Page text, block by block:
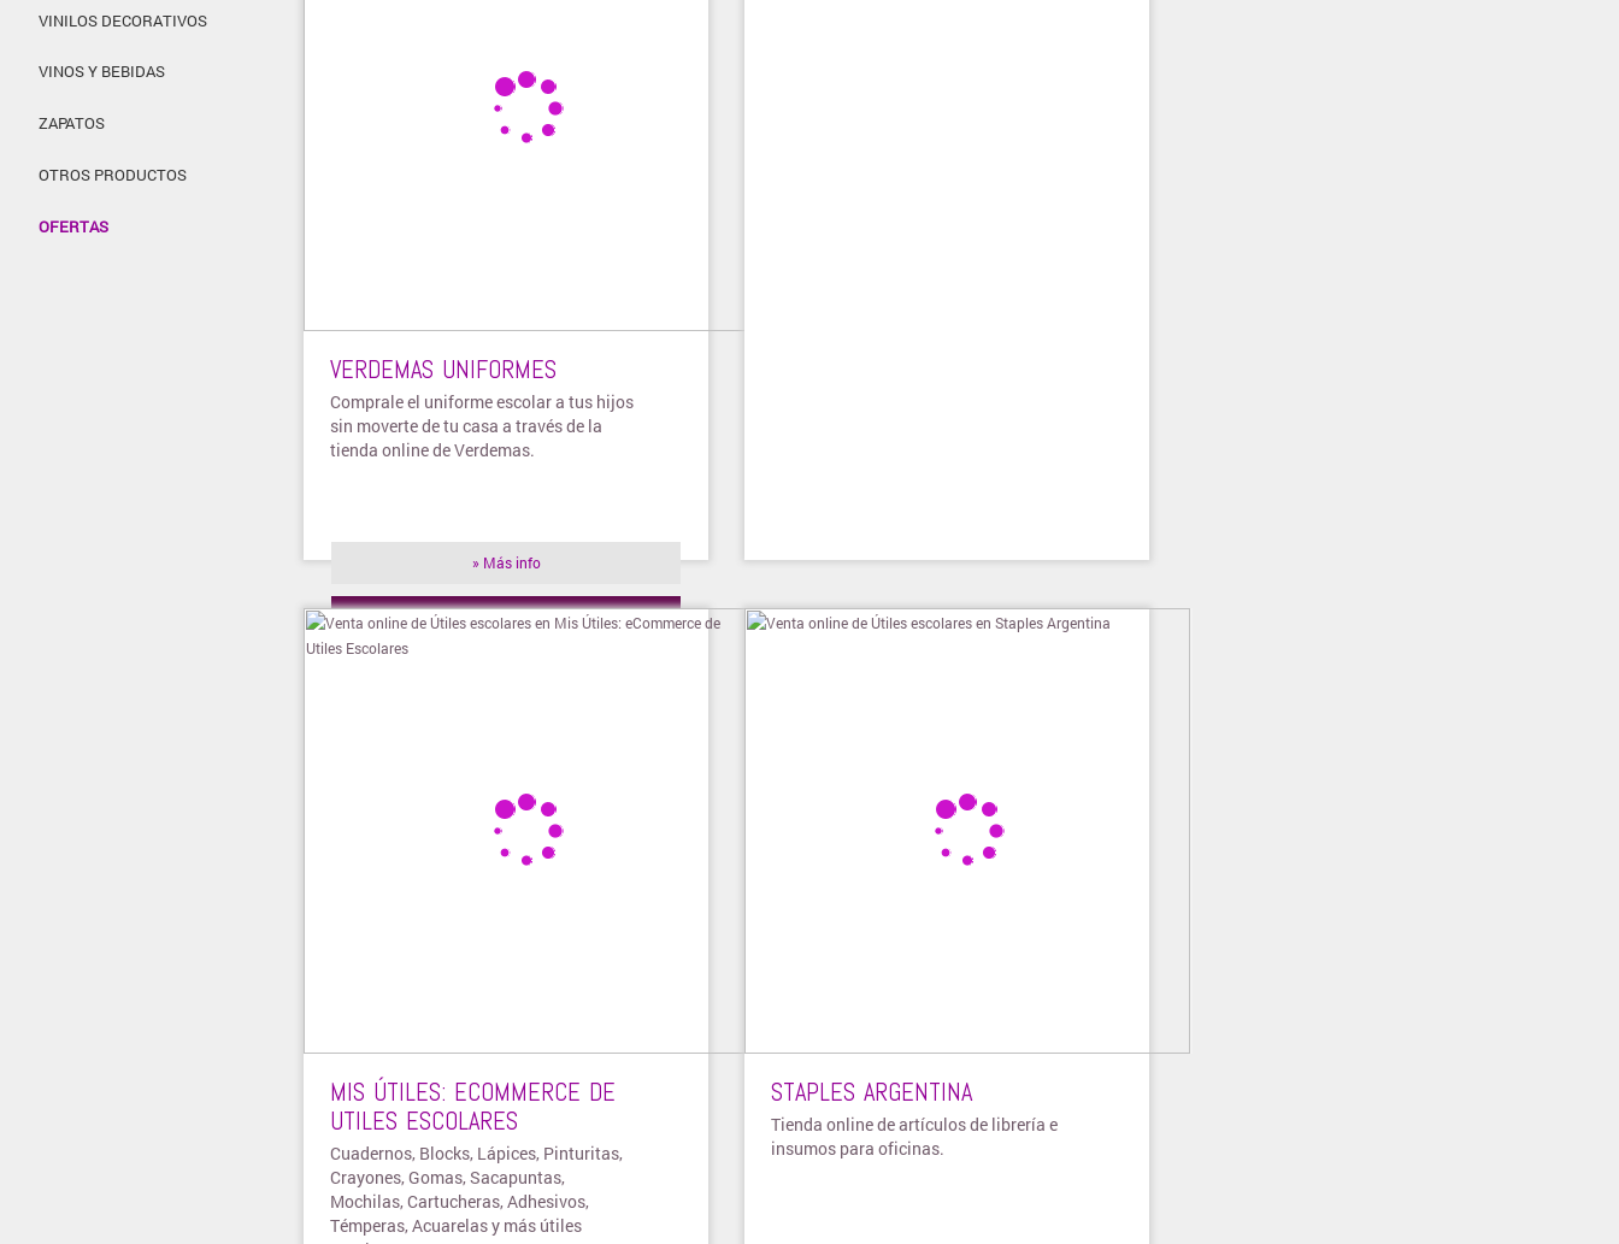
VINILOS DECORATIVOS
VINOS Y BEBIDAS
ZAPATOS
OTROS PRODUCTOS
OFERTAS
VERDEMAS UNIFORMES
Comprale el uniforme escolar a tus hijos
sin moverte de tu casa a través de la
tienda online de Verdemas.
» Más info
» Visitar tienda
MIS ÚTILES: ECOMMERCE DE
UTILES ESCOLARES
Cuadernos, Blocks, Lápices, Pinturitas,
Crayones, Gomas, Sacapuntas,
Mochilas, Cartucheras, Adhesivos,
Témperas, Acuarelas y más útiles
STAPLES ARGENTINA
Tienda online de artículos de librería e
insumos para oficinas.